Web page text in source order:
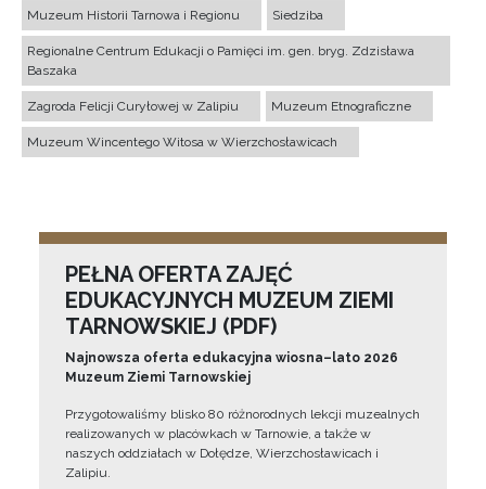
Muzeum Historii Tarnowa i Regionu Siedziba
Regionalne Centrum Edukacji o Pamięci im. gen. bryg. Zdzisława
Baszaka
Zagroda Felicji Curyłowej w Zalipiu Muzeum Etnograficzne
Muzeum Wincentego Witosa w Wierzchosławicach
PEŁNA OFERTA ZAJĘĆ
EDUKACYJNYCH MUZEUM ZIEMI
TARNOWSKIEJ (PDF)
Najnowsza oferta edukacyjna wiosna–lato 2026
Muzeum Ziemi Tarnowskiej
Przygotowaliśmy blisko 80 różnorodnych lekcji muzealnych
realizowanych w placówkach w Tarnowie, a także w
naszych oddziałach w Dołędze, Wierzchosławicach i
Zalipiu.